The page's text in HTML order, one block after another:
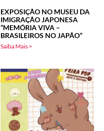
EXPOSIÇÃO NO MUSEU DA
IMIGRAÇÃO JAPONESA
“MEMÓRIA VIVA –
BRASILEIROS NO JAPÃO”
Saiba Mais >